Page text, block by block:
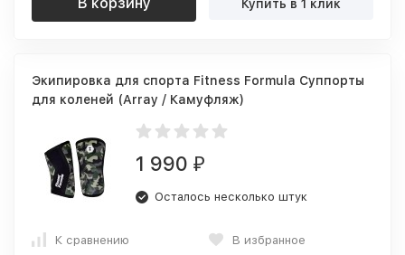
Купить в 1 клик
Экипировка для спорта Fitness Formula Суппорты
для коленей (Array / Камуфляж)
1 990 ₽
Осталось несколько штук
К сравнению В избранное